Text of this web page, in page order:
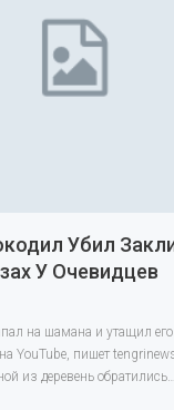
Убил
У Очевидцев
на шамана и утащил его
YouTube, пишет
из деревень обратились…